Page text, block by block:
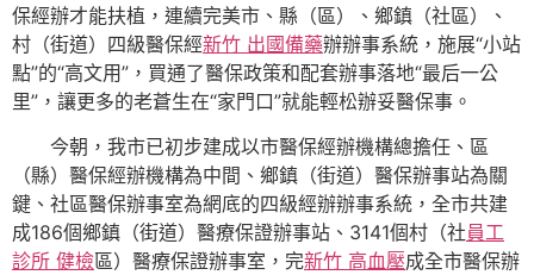
保經辦才能扶植，連續完美市、縣（區）、鄉鎮（社區）、
村（街道）四級醫保經新竹 出國備藥辦辦事系統，施展“小站
點”的“高文用”，買通了醫保政策和配套辦事落地“最后一公
里”，讓更多的老蒼生在“家門口”就能輕松辦妥醫保事。
今朝，我市已初步建成以市醫保經辦機構總擔任、區
（縣）醫保經辦機構為中間、鄉鎮（街道）醫保辦事站為關
鍵、社區醫保辦事室為網底的四級經辦辦事系統，全市共建
成186個鄉鎮（街道）醫療保證辦事站、3141個村（社員工
診所 健檢區）醫療保證辦事室，完新竹 高血壓成全市醫保辦